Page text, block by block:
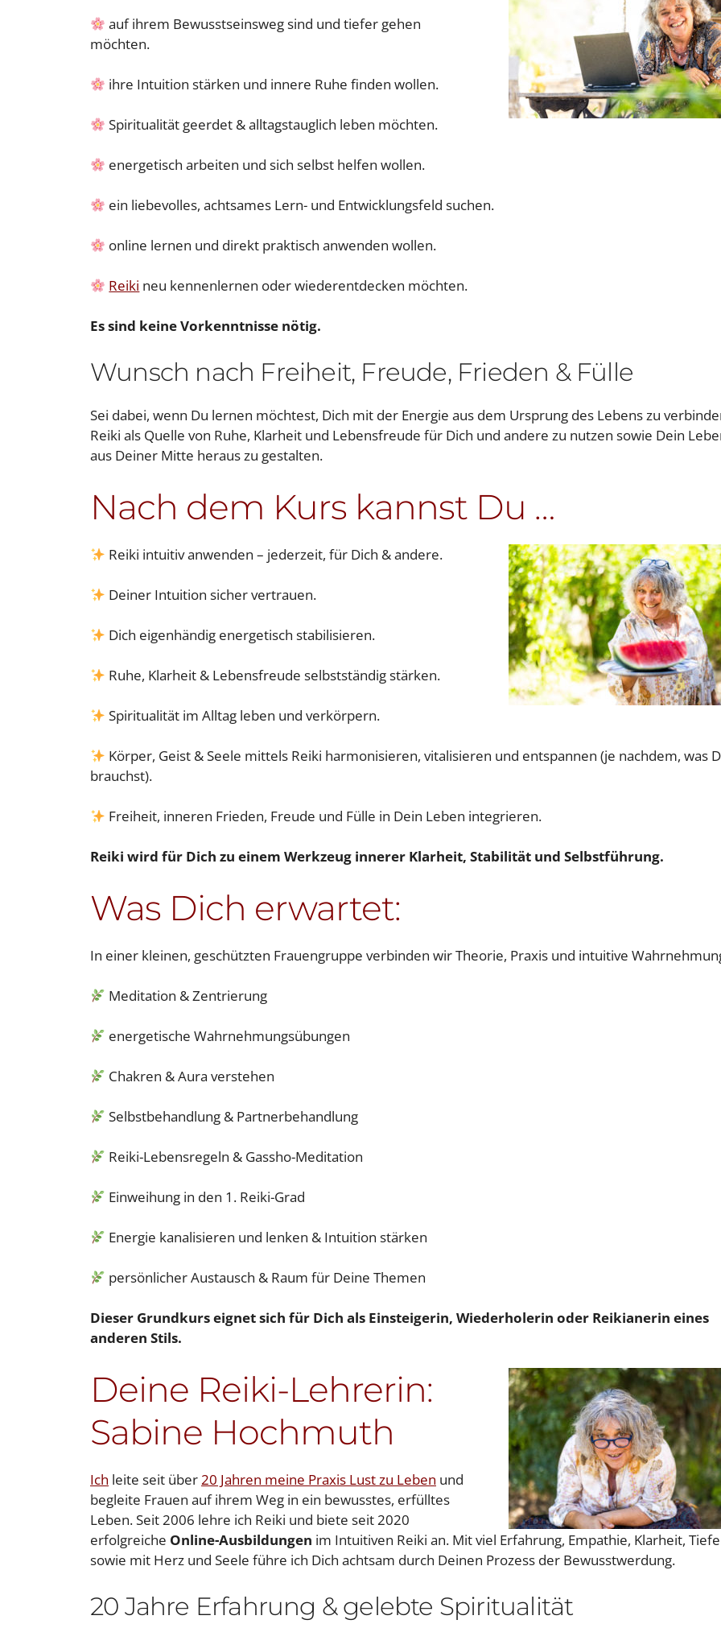
auf ihrem Bewusstseinsweg sind und tiefer gehen
möchten.
ihre Intuition stärken und innere Ruhe finden wollen.
Spiritualität geerdet & alltagstauglich leben möchten.
energetisch arbeiten und sich selbst helfen wollen.
ein liebevolles, achtsames Lern- und Entwicklungsfeld suchen.
online lernen und direkt praktisch anwenden wollen.
Reiki neu kennenlernen oder wiederentdecken möchten.
Es sind keine Vorkenntnisse nötig.
Wunsch nach Freiheit, Freude, Frieden & Fülle
Sei dabei, wenn Du lernen möchtest, Dich mit der Energie aus dem Ursprung des Lebens zu
Reiki als Quelle von Ruhe, Klarheit und Lebensfreude für Dich und andere zu nutzen sowie Dein
aus Deiner Mitte heraus zu gestalten.
Nach dem Kurs kannst Du …
Reiki intuitiv anwenden – jederzeit, für Dich & andere.
Deiner Intuition sicher vertrauen.
Dich eigenhändig energetisch stabilisieren.
Ruhe, Klarheit & Lebensfreude selbstständig stärken.
Spiritualität im Alltag leben und verkörpern.
Körper, Geist & Seele mittels Reiki harmonisieren, vitalisieren und entspannen (je nachdem, was
brauchst).
Freiheit, inneren Frieden, Freude und Fülle in Dein Leben integrieren.
Reiki wird für Dich zu einem Werkzeug innerer Klarheit, Stabilität und Selbstführung.
Was Dich erwartet:
In einer kleinen, geschützten Frauengruppe verbinden wir Theorie, Praxis und intuitive
Meditation & Zentrierung
energetische Wahrnehmungsübungen
Chakren & Aura verstehen
Selbstbehandlung & Partnerbehandlung
Reiki-Lebensregeln & Gassho-Meditation
Einweihung in den 1. Reiki-Grad
Energie kanalisieren und lenken & Intuition stärken
persönlicher Austausch & Raum für Deine Themen
Dieser Grundkurs eignet sich für Dich als Einsteigerin, Wiederholerin oder Reikianerin eines
anderen Stils.
Deine Reiki-Lehrerin:
Sabine Hochmuth
Ich leite seit über20 Jahren meine Praxis Lust zu Leben und
begleite Frauen auf ihrem Weg in ein bewusstes, erfülltes
Leben. Seit 2006 lehre ich Reiki und biete seit 2020
erfolgreiche Online-Ausbildungen im Intuitiven Reiki an. Mit viel Erfahrung, Empathie, Klarheit, Tiefe
sowie mit Herz und Seele führe ich Dich achtsam durch Deinen Prozess der Bewusstwerdung.
20 Jahre Erfahrung & gelebte Spiritualität